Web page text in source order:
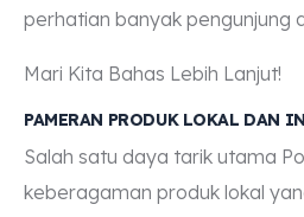
perhatian banyak pengunjung
Mari Kita Bahas Lebih Lanjut!
PAMERAN PRODUK LOKAL DAN
Salah satu daya tarik utama
keberagaman produk lokal